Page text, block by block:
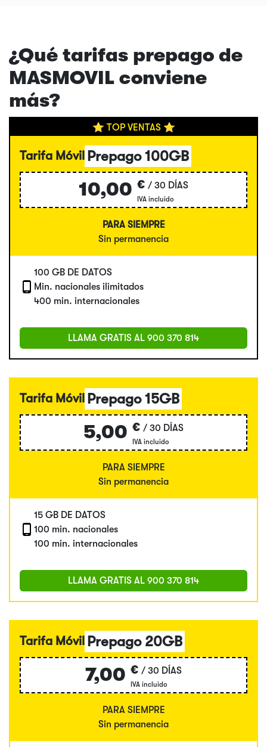
¿Qué tarifas prepago de
MASMOVIL conviene
más?
⭐ TOP VENTAS ⭐
Tarifa Móvil Prepago 100GB
10,00 € / 30 DÍAS
IVA incluido
PARA SIEMPRE
Sin permanencia
100 GB DE DATOS
Min. nacionales ilimitados
400 min. internacionales
LLAMA GRATIS AL 900 370 814
Tarifa Móvil Prepago 15GB
5,00 € / 30 DÍAS
IVA incluido
PARA SIEMPRE
Sin permanencia
15 GB DE DATOS
100 min. nacionales
100 min. internacionales
LLAMA GRATIS AL 900 370 814
Tarifa Móvil Prepago 20GB
7,00 € / 30 DÍAS
IVA incluido
PARA SIEMPRE
Sin permanencia